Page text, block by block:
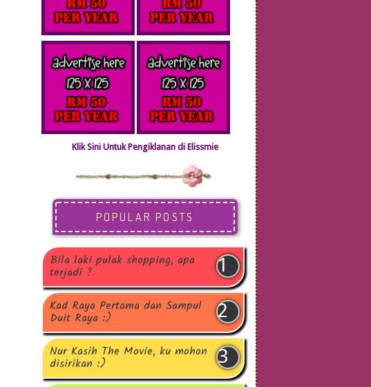
Klik Sini Untuk Pengiklanan di Elissmie
POPULAR POSTS
Bila laki pulak shopping, apa
terjadi ?
Kad Raya Pertama dan Sampul
Duit Raya :)
Nur Kasih The Movie, ku mohon
disirikan :)